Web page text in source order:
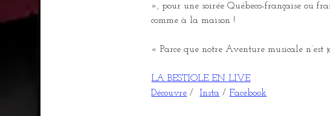
», pour une soirée Québeco-française ou
comme à la maison !
« Parce que notre Aventure musicale
LA BESTIOLE EN LIVE
Découvre / Insta / Facebook